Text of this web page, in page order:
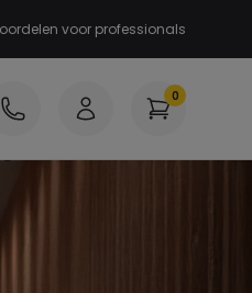
voor professionals
0